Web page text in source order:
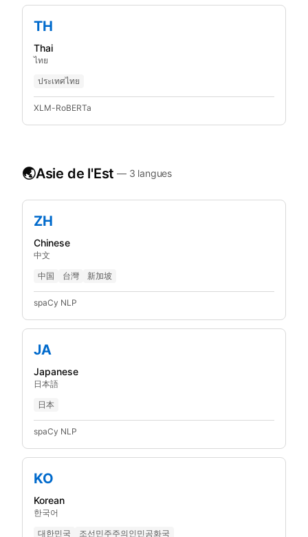
TH
Thai
ไทย
ประเทศไทย
XLM-RoBERTa
🌏Asie de l'Est — 3 langues
ZH
Chinese
中文
中国
台灣 新加坡
spaCy NLP
JA
Japanese
日本語
日本
spaCy NLP
KO
Korean
한국어
대한민국
조선민주주의인민공화국